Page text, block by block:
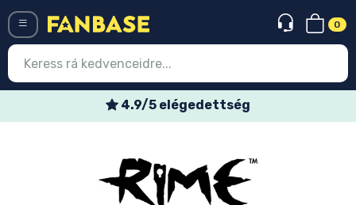
0
4.9/5 elégedettség
Legújabb cuccok